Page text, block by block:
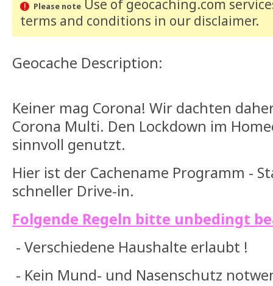
Please noteUse of geocaching.com
terms and conditions in our disclaimer.
Geocache Description:
Keiner mag Corona! Wir dachten
Corona Multi. Den Lockdown im
sinnvoll genutzt.
Hier ist der Cachename Programm -
schneller Drive-in.
Folgende Regeln bitte unbedingt
- Verschiedene Haushalte erlaubt !
- Kein Mund- und Nasenschutz